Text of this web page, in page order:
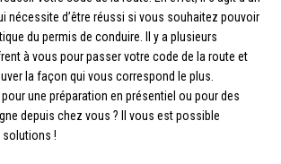
nécessite d’être réussi si vous souhaitez pouvoir
du permis de conduire. Il y a plusieurs
à vous pour passer votre code de la route et
la façon qui vous correspond le plus.
une préparation en présentiel ou pour des
depuis chez vous ? Il vous est possible
solutions !